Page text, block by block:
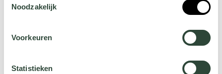
jehier.
Noodzakelijk
Voorkeuren
Statistieken